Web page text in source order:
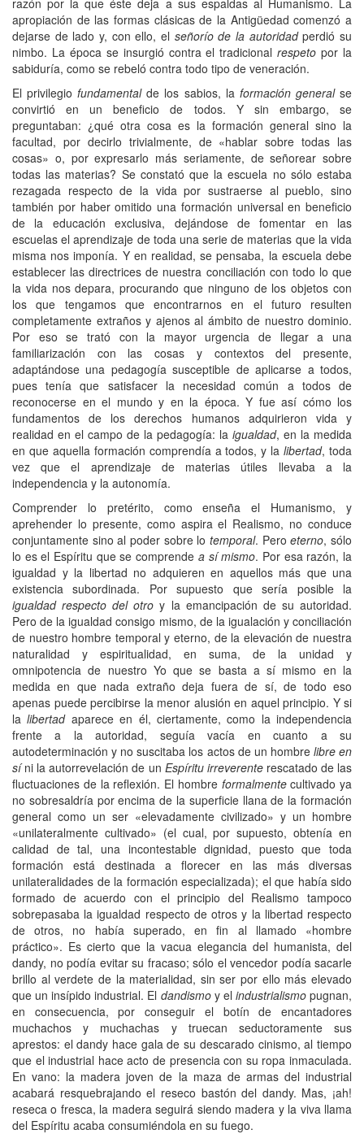
apropiación de las formas clásicas de la Antigüedad comenzó a
dejarse de lado y, con ello, el señorío de la autoridadperdió su
nimbo. La época se insurgió contra el tradicionalrespeto por la
sabiduría, como se rebeló contra todo tipo de veneración.
El privilegiofundamentalde los sabios, la formación generalse
convirtió en un beneficio de todos. Y sin embargo, se
preguntaban: ¿qué otra cosa es la formación general sino la
facultad, por decirlo trivialmente, de «hablar sobre todas las
cosas» o, por expresarlo más seriamente, de señorear sobre
todas las materias? Se constató que la escuela no sólo estaba
rezagada respecto de la vida por sustraerse al pueblo, sino
también por haber omitido una formación universal en beneficio
de la educación exclusiva, dejándose de fomentar en las
escuelas el aprendizaje de toda una serie de materias que la vida
misma nos imponía. Y en realidad, se pensaba, la escuela debe
establecer las directrices de nuestra conciliación con todo lo que
la vida nos depara, procurando que ninguno de los objetos con
los que tengamos que encontrarnos en el futuro resulten
completamente extraños y ajenos al ámbito de nuestro dominio.
Por eso se trató con la mayor urgencia de llegar a una
familiarización con las cosas y contextos del presente,
adaptándose una pedagogía susceptible de aplicarse a todos,
pues tenía que satisfacer la necesidad común a todos de
reconocerse en el mundo y en la época. Y fue así cómo los
fundamentos de los derechos humanos adquirieron vida y
realidad en el campo de la pedagogía: la igualdad, en la medida
en que aquella formación comprendía a todos, y lalibertad, toda
vez que el aprendizaje de materias útiles llevaba a la
independencia y la autonomía.
Comprender lo pretérito, como enseña el Humanismo, y
aprehender lo presente, como aspira el Realismo, no conduce
conjuntamente sino al poder sobre lo temporal. Peroeterno, sólo
lo es el Espíritu que se comprende a sí mismo. Por esa razón, la
igualdad y la libertad no adquieren en aquellos más que una
existencia subordinada. Por supuesto que sería posible la
igualdad respecto del otro y la emancipación de su autoridad.
Pero de la igualdad consigo mismo, de la igualación y conciliación
de nuestro hombre temporal y eterno, de la elevación de nuestra
naturalidad y espiritualidad, en suma, de la unidad y
omnipotencia de nuestro Yo que se basta a sí mismo en la
medida en que nada extraño deja fuera de sí, de todo eso
apenas puede percibirse la menor alusión en aquel principio. Y si
lalibertadaparece en él, ciertamente, como la independencia
frente a la autoridad, seguía vacía en cuanto a su
autodeterminación y no suscitaba los actos de un hombre libre en
síni la autorrevelación de un Espíritu irreverenterescatado de las
fluctuaciones de la reflexión. El hombre formalmentecultivado ya
no sobresaldría por encima de la superficie llana de la formación
general como un ser «elevadamente civilizado» y un hombre
«unilateralmente cultivado» (el cual, por supuesto, obtenía en
calidad de tal, una incontestable dignidad, puesto que toda
formación está destinada a florecer en las más diversas
unilateralidades de la formación especializada); el que había sido
formado de acuerdo con el principio del Realismo tampoco
sobrepasaba la igualdad respecto de otros y la libertad respecto
de otros, no había superado, en fin al llamado «hombre
práctico». Es cierto que la vacua elegancia del humanista, del
dandy, no podía evitar su fracaso; sólo el vencedor podía sacarle
brillo al verdete de la materialidad, sin ser por ello más elevado
que un insípido industrial. El dandismoy el industrialismopugnan,
en consecuencia, por conseguir el botín de encantadores
muchachos y muchachas y truecan seductoramente sus
aprestos: el dandy hace gala de su descarado cinismo, al tiempo
que el industrial hace acto de presencia con su ropa inmaculada.
En vano: la madera joven de la maza de armas del industrial
acabará resquebrajando el reseco bastón del dandy. Mas, ¡ah!
reseca o fresca, la madera seguirá siendo madera y la viva llama
del Espíritu acaba consumiéndola en su fuego.